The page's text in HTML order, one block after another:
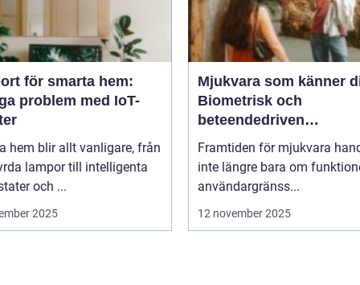
för smarta hem:
problem med IoT-
hem blir allt vanligare, från
lampor till intelligenta
och ...
2025
Mjukvara som känner
Biometrisk och
beteendedriven
personalisering
Framtiden för mjukvara
inte längre bara om
användargränss...
12 november 2025